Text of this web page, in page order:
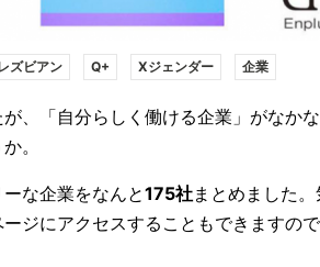
ズビアン Q+ Xジェンダー 企業
、「自分らしく働ける企業」がなか
。
な企業をなんと175社まとめました
ジにアクセスすることもできますの